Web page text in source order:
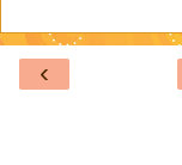
‹